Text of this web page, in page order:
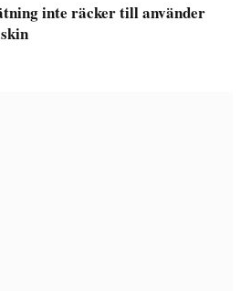
inte räcker till använder